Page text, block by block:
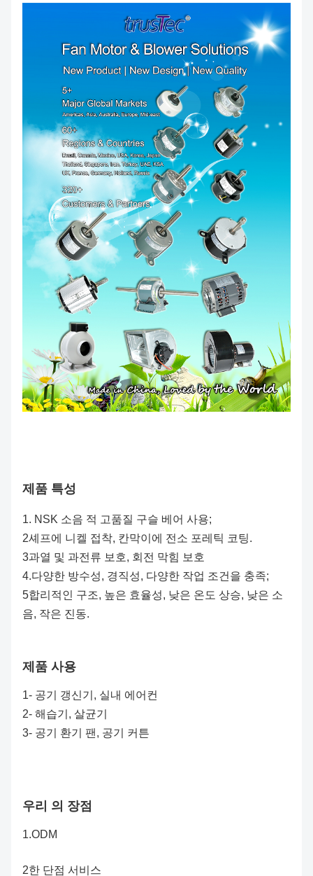
제품 특성
1. NSK 소음 적 고품질 구슬 베어 사용;
2셰프에 니켈 접착, 칸막이에 전소 포레틱 코팅.
3과열 및 과전류 보호, 회전 막힘 보호
4.다양한 방수성, 경직성, 다양한 작업 조건을 충족;
5합리적인 구조, 높은 효율성, 낮은 온도 상승, 낮은 소
음, 작은 진동.
제품 사용
1- 공기 갱신기, 실내 에어컨
2- 해습기, 살균기
3- 공기 환기 팬, 공기 커튼
우리 의 장점
1.ODM
2한 단점 서비스